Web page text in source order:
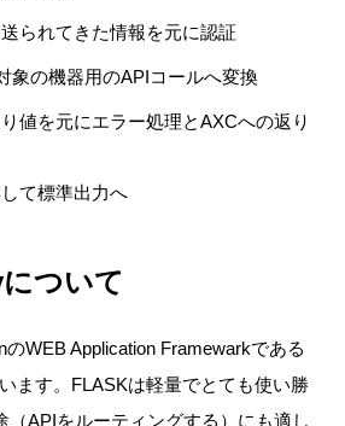
られてきた情報を元に認証
象の機器用のAPIコールへ変換
値を元にエラー処理とAXCへの返り
て標準出力へ
ついて
WEB Application Framewarkである
ます。FLASKは軽量でとても使い勝
（APIをルーティングする）にも適し